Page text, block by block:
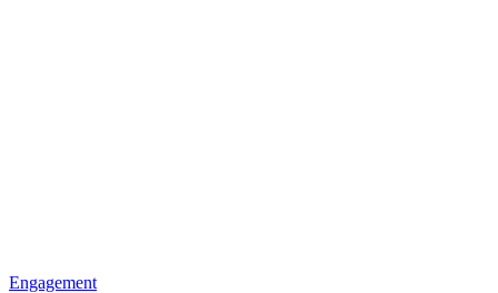
Engagement